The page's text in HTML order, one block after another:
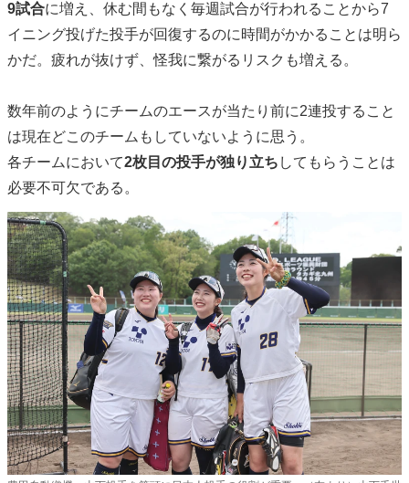
9試合に増え、休む間もなく毎週試合が行われることから7
イニング投げた投手が回復するのに時間がかかることは明ら
かだ。疲れが抜けず、怪我に繋がるリスクも増える。
数年前のようにチームのエースが当たり前に2連投すること
は現在どこのチームもしていないように思う。
各チームにおいて2枚目の投手が独り立ち してもらうことは
必要不可欠である。